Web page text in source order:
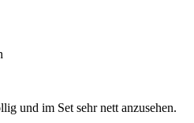
und im Set sehr nett anzusehen.